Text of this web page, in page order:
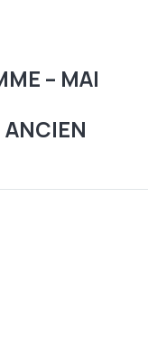
– MAI
ANCIEN